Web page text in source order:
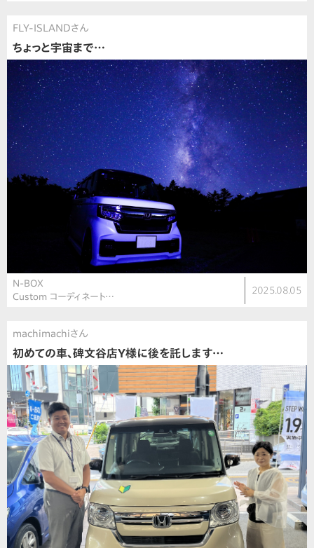
FLY-ISLANDさん
ちょっと宇宙まで…
N-BOX
Custom コーディネート…
2025.08.05
machimachiさん
初めての車、碑文谷店Y様に後を託します…